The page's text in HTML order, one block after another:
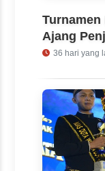
Turnamen
Ajang
Soloraya
36 hari yang